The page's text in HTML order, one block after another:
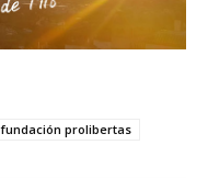
fundación prolibertas